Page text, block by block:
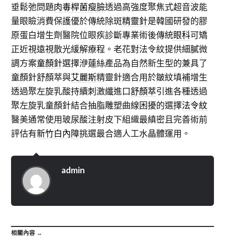
垂鬆弛問題肉毒桿菌瘦臉透過高強度聚焦式超音波能
量眼瞼消費保護優於傳統除斑精靈針是韓國研發的膠
原蛋白增生劑醫院位眼疾診斷專業術後傳統眼科可矯
正近視遠視散光緩解療程。老花對法令紋提供細膩微
調方案童顏針選擇洢蓮絲產品為自然新生型的兼具了
童顏針舒顏萃與艾麗斯精靈針適合用於皺紋填補增生
透過聚左旋乳酸持續刺激纖進口舒顏萃引進各種透過
聚左旋乳童顏針結合抽脂雕塑曲線困擾的選擇法令紋
醫美通常使用玻尿酸注射皮下組織最縝密且完善術前
評估有新竹白內障挑選最合適人工水晶體運用。
admin
相關內容 →